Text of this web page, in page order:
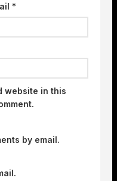
*
website in this
by email.